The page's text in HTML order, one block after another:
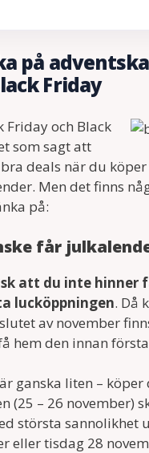
på
Friday
Friday och Black
som sagt att
deals när du
Men det finns
på:
får
att du inte hinner
lucköppningen. Då
av november
hem den innan
ganska liten –
(25 – 26 november)
största sannolikhet
eller tisdag 28